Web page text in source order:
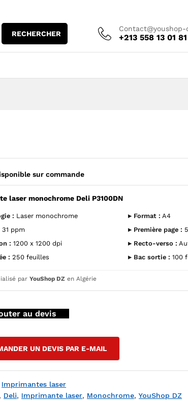
RECHERCHER
Contact@youshop-
+213 558 13 01 81
monochrome Deli P3100DN — YouShop DZ
laser monochrome Deli P3100DN — YouShop
sur commande
laser monochrome Deli P3100DN
: Laser monochrome ▸ Format : A4
31 ppm ▸ Première page :
: 1200 x 1200 dpi ▸ Recto-verso :
: 250 feuilles ▸ Bac sortie : 100
parYouShop DZ en Algérie
au devis
UN DEVIS PAR E-MAIL
Imprimantes laser
, Deli, Imprimante laser, Monochrome,YouShop DZ